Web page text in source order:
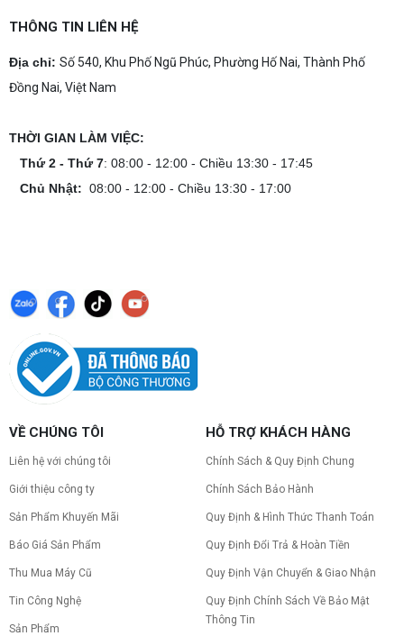
THÔNG TIN LIÊN HỆ
Địa chỉ: Số 540, Khu Phố Ngũ Phúc, Phường Hố Nai, Thành Phố
Đồng Nai, Việt Nam
THỜI GIAN LÀM VIỆC:
Thứ 2 - Thứ 7: 08:00 - 12:00 - Chiều 13:30 - 17:45
Chủ Nhật: 08:00 - 12:00 - Chiều 13:30 - 17:00
VỀ CHÚNG TÔI
Liên hệ với chúng tôi
Giới thiệu công ty
Sản Phẩm Khuyến Mãi
Báo Giá Sản Phẩm
Thu Mua Máy Cũ
Tin Công Nghệ
Sản Phẩm
HỖ TRỢ KHÁCH HÀNG
Chính Sách & Quy Định Chung
Chính Sách Bảo Hành
Quy Định & Hình Thức Thanh Toán
Quy Định Đổi Trả & Hoàn Tiền
Quy Định Vận Chuyển & Giao Nhận
Quy Định Chính Sách Về Bảo Mật
Thông Tin